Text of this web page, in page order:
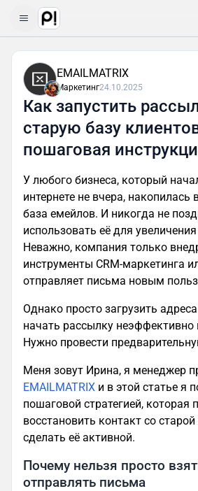
EMAILMATRIX
Маркетинг24.10.2025
Как запустить
старую базу
пошаговая
У любого бизнеса, который
интернете не вчера, накопилась
база емейлов. И никогда не
использовать её для
Неважно, компания только
инструменты CRM-маркетинга
отправляет письма новым
Однако просто загрузить
начать рассылку неэффективно
Нужно провести
Меня зовут Ирина, я менеджер
EMAILMATRIX и в этой статье я
пошаговой стратегией, которая
восстановить контакт со
сделать её активной.
Почему нельзя просто
отправлять письма